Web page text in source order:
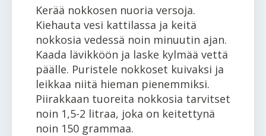
Kerää nokkosen nuoria versoja.
Kiehauta vesi kattilassa ja keitä
nokkosia vedessä noin minuutin ajan.
Kaada lävikköön ja laske kylmää vettä
päälle. Puristele nokkoset kuivaksi ja
leikkaa niitä hieman pienemmiksi.
Piirakkaan tuoreita nokkosia tarvitset
noin 1,5-2 litraa, joka on keitettynä
noin 150 grammaa.